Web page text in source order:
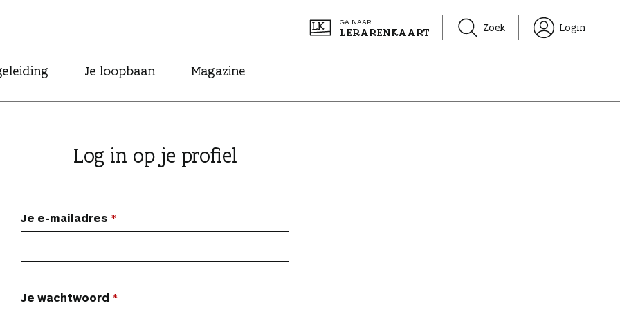
GA NAAR
LERARENKAART Zoek Login
Je loopbaan Magazine
Log in op je profiel
Je e-mailadres
Je wachtwoord